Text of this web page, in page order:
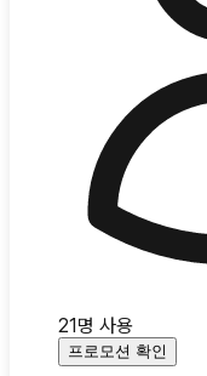
21명 사용
프로모션 확인